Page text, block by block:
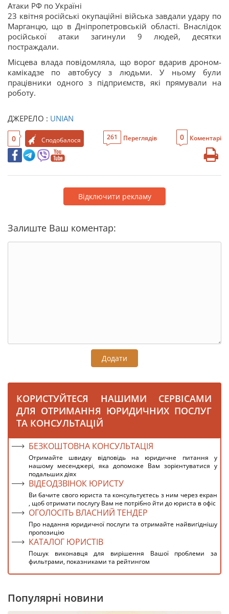
Атаки РФ по Україні
23 квітня російські окупаційні війська завдали удару по
Марганцю, що в Дніпропетровській області. Внаслідок
російської атаки загинули 9 людей, десятки
постраждали.
Місцева влада повідомляла, що ворог вдарив дроном-
камікадзе по автобусу з людьми. У ньому були
працівники одного з підприємств, які прямували на
роботу.
ДЖЕРЕЛО : UNIAN
0 Сподобалося 261 Переглядів 0 Коментарі
Відключити рекламу
Залиште Ваш коментар:
Додати
КОРИСТУЙТЕСЯ НАШИМИ СЕРВІСАМИ
ДЛЯ ОТРИМАННЯ ЮРИДИЧНИХ ПОСЛУГ
ТА КОНСУЛЬТАЦІЙ
БЕЗКОШТОВНА КОНСУЛЬТАЦІЯ
Отримайте швидку відповідь на юридичне питання у
нашому месенджері, яка допоможе Вам зорієнтуватися у
подальших діях
ВІДЕОДЗВІНОК ЮРИСТУ
Ви бачите свого юриста та консультуєтесь з ним через екран
, щоб отримати послугу Вам не потрібно йти до юриста в офіс
ОГОЛОСІТЬ ВЛАСНИЙ ТЕНДЕР
Про надання юридичної послуги та отримайте найвигіднішу
пропозицію
КАТАЛОГ ЮРИСТІВ
Пошук виконавця для вирішення Вашої проблеми за
фильтрами, показниками та рейтингом
Популярні новини